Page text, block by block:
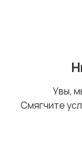
портативное
Увы,
Смягчите